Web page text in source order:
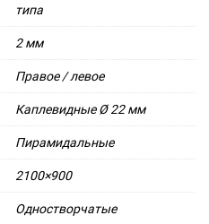
типа
2 мм
Правое / левое
Каплевидные Ø 22 мм
Пирамидальные
2100×900
Одностворчатые